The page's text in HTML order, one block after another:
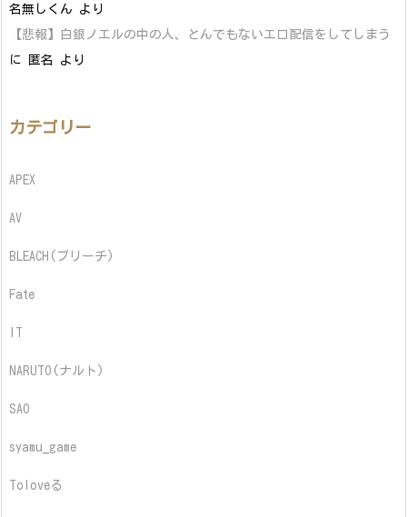
名無しくん より
【悲報】白銀ノエルの中の人、とんでもないエロ配信をしてしまう
に
匿名 より
カテゴリー
APEX
AV
BLEACH(ブリーチ)
Fate
NARUTO(ナルト)
SAO
syamu_game
Toloveる